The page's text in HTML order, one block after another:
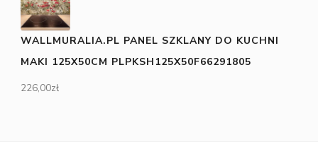
WALLMURALIA.PL PANEL SZKLANY DO KUCHNI
MAKI 125X50CM PLPKSH125X50F66291805
226,00zł